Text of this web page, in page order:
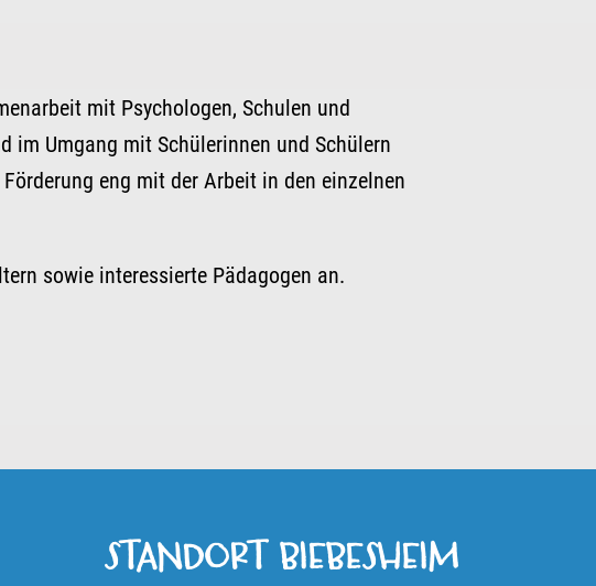
mit Psychologen, Schulen und
im Umgang mit Schülerinnen und Schülern
eng mit der Arbeit in den einzelnen
sowie interessierte Pädagogen an.
STANDORT BIEBESHEIM